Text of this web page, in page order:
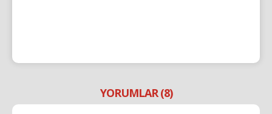
YORUMLAR (8)